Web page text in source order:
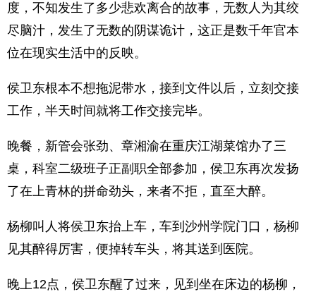
度，不知发生了多少悲欢离合的故事，无数人为其绞
尽脑汁，发生了无数的阴谋诡计，这正是数千年官本
位在现实生活中的反映。
侯卫东根本不想拖泥带水，接到文件以后，立刻交接
工作，半天时间就将工作交接完毕。
晚餐，新管会张劲、章湘渝在重庆江湖菜馆办了三
桌，科室二级班子正副职全部参加，侯卫东再次发扬
了在上青林的拼命劲头，来者不拒，直至大醉。
杨柳叫人将侯卫东抬上车，车到沙州学院门口，杨柳
见其醉得厉害，便掉转车头，将其送到医院。
晚上12点，侯卫东醒了过来，见到坐在床边的杨柳，